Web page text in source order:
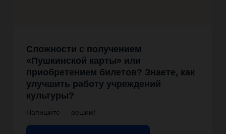
Сложности с получением
«Пушкинской карты» или
приобретением билетов? Знаете, как
улучшить работу учреждений
культуры?
Напишите — решим!